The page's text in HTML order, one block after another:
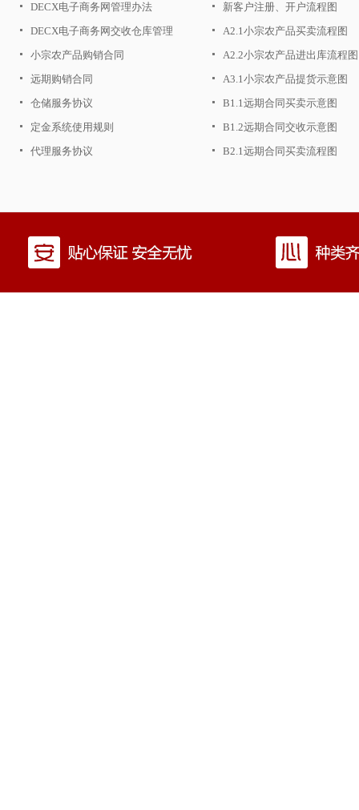
DECX电子商务网管理办法
DECX电子商务网交收仓库管理
办法
小宗农产品购销合同
远期购销合同
仓储服务协议
定金系统使用规则
代理服务协议
新客户注册、开户流程图
A2.1小宗农产品买卖流程图
A2.2小宗农产品进出库流程图
A3.1小宗农产品提货示意图
B1.1远期合同买卖示意图
B1.2远期合同交收示意图
B2.1远期合同买卖流程图